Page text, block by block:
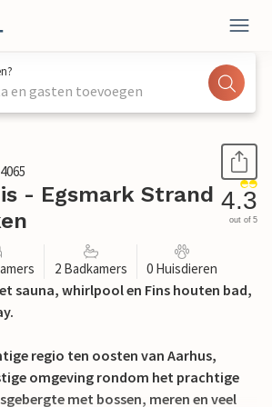
en gasten toevoegen
- Egsmark Strand 4.3
out of 5
2 Badkamers 0 Huisdieren
sauna, whirlpool en Fins houten bad,
regio ten oosten van Aarhus,
omgeving rondom het prachtige
met bossen, meren en veel